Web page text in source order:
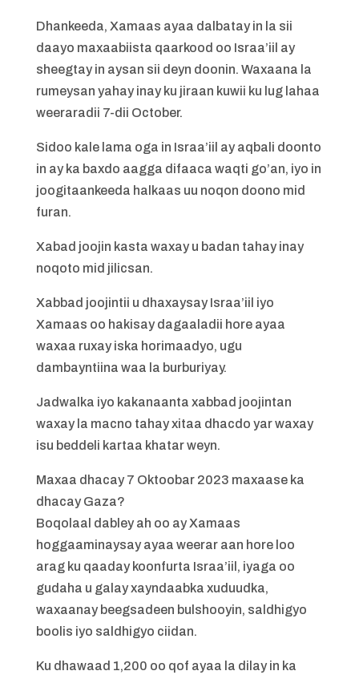
Dhankeeda, Xamaas ayaa dalbatay in la sii
daayo maxaabiista qaarkood oo Israa’iil ay
sheegtay in aysan sii deyn doonin. Waxaana la
rumeysan yahay inay ku jiraan kuwii ku lug lahaa
weeraradii 7-dii October.
Sidoo kale lama oga in Israa’iil ay aqbali doonto
in ay ka baxdo aagga difaaca waqti go’an, iyo in
joogitaankeeda halkaas uu noqon doono mid
furan.
Xabad joojin kasta waxay u badan tahay inay
noqoto mid jilicsan.
Xabbad joojintii u dhaxaysay Israa’iil iyo
Xamaas oo hakisay dagaaladii hore ayaa
waxaa ruxay iska horimaadyo, ugu
dambayntiina waa la burburiyay.
Jadwalka iyo kakanaanta xabbad joojintan
waxay la macno tahay xitaa dhacdo yar waxay
isu beddeli kartaa khatar weyn.
Maxaa dhacay 7 Oktoobar 2023 maxaase ka
dhacay Gaza?
Boqolaal dabley ah oo ay Xamaas
hoggaaminaysay ayaa weerar aan hore loo
arag ku qaaday koonfurta Israa’iil, iyaga oo
gudaha u galay xayndaabka xuduudka,
waxaanay beegsadeen bulshooyin, saldhigyo
boolis iyo saldhigyo ciidan.
Ku dhawaad ​​1,200 oo qof ayaa la dilay in ka